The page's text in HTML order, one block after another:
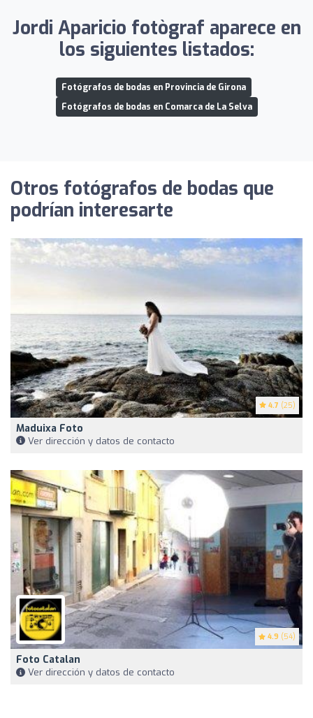
Jordi Aparicio fotògraf aparece en
los siguientes listados:
Fotógrafos de bodas en Provincia de Girona
Fotógrafos de bodas en Comarca de La Selva
Otros fotógrafos de bodas que
podrían interesarte
4.7 (25)
Maduixa Foto
Ver dirección y datos de contacto
4.9 (54)
Foto Catalan
Ver dirección y datos de contacto